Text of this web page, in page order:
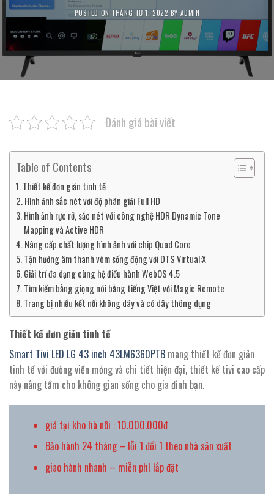
POSTED ON THÁNG TƯ 1, 2022 BY ADMIN
Đánh giá bài viết
Table of Contents
Thiết kế đơn giản tinh tế
Hình ảnh sắc nét với độ phân giải Full HD
Hình ảnh rực rỡ, sắc nét với công nghệ HDR Dynamic Tone
Mapping và Active HDR
Nâng cấp chất lượng hình ảnh với chip Quad Core
Tận hưởng âm thanh vòm sống động với DTS Virtual:X
Giải trí đa dạng cùng hệ điều hành WebOS 4.5
Tìm kiếm bằng giọng nói bằng tiếng Việt với Magic Remote
Trang bị nhiều kết nối không dây và có dây thông dụng
Thiết kế đơn giản tinh tế
Smart Tivi LED LG 43 inch 43LM6360PTB mang thiết kế đơn giản
tinh tế với đường viền mỏng và chi tiết hiện đại, thiết kế tivi cao cấp
này nâng tầm cho không gian sống cho gia đình bạn.
giá tại kho hà nôi : 10.000.000đ
Bảo hành 24 tháng – lỗi 1 đổi 1 theo nhà sản xuất
giao hành nhanh – miễn phí lắp đặt